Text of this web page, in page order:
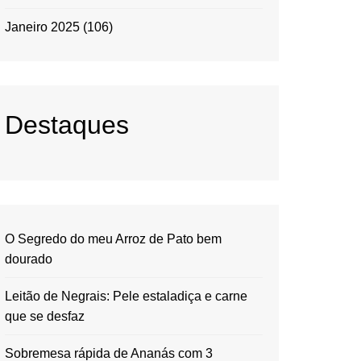
Janeiro 2025 (106)
Destaques
O Segredo do meu Arroz de Pato bem
dourado
Leitão de Negrais: Pele estaladiça e carne
que se desfaz
Sobremesa rápida de Ananás com 3